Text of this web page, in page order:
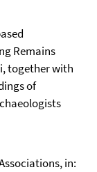
Remains
together with
of
in: